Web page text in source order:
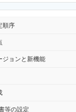
順序
ジョンと新機能
等の設定